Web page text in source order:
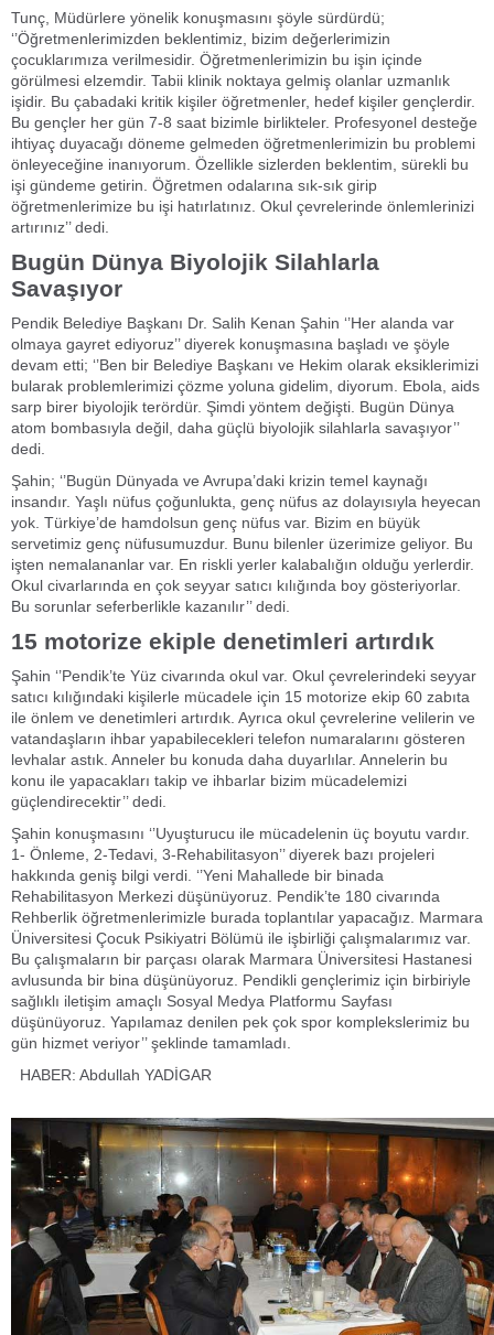
Tunç, Müdürlere yönelik konuşmasını şöyle sürdürdü;
‘’Öğretmenlerimizden beklentimiz, bizim değerlerimizin
çocuklarımıza verilmesidir. Öğretmenlerimizin bu işin içinde
görülmesi elzemdir. Tabii klinik noktaya gelmiş olanlar uzmanlık
işidir. Bu çabadaki kritik kişiler öğretmenler, hedef kişiler gençlerdir.
Bu gençler her gün 7-8 saat bizimle birlikteler. Profesyonel desteğe
ihtiyaç duyacağı döneme gelmeden öğretmenlerimizin bu problemi
önleyeceğine inanıyorum. Özellikle sizlerden beklentim, sürekli bu
işi gündeme getirin. Öğretmen odalarına sık-sık girip
öğretmenlerimize bu işi hatırlatınız. Okul çevrelerinde önlemlerinizi
artırınız’’ dedi.
Bugün Dünya Biyolojik Silahlarla
Savaşıyor
Pendik Belediye Başkanı Dr. Salih Kenan Şahin ‘’Her alanda var
olmaya gayret ediyoruz’’ diyerek konuşmasına başladı ve şöyle
devam etti; ‘’Ben bir Belediye Başkanı ve Hekim olarak eksiklerimizi
bularak problemlerimizi çözme yoluna gidelim, diyorum. Ebola, aids
sarp birer biyolojik terördür. Şimdi yöntem değişti. Bugün Dünya
atom bombasıyla değil, daha güçlü biyolojik silahlarla savaşıyor’’
dedi.
Şahin; ‘’Bugün Dünyada ve Avrupa’daki krizin temel kaynağı
insandır. Yaşlı nüfus çoğunlukta, genç nüfus az dolayısıyla heyecan
yok. Türkiye’de hamdolsun genç nüfus var. Bizim en büyük
servetimiz genç nüfusumuzdur. Bunu bilenler üzerimize geliyor. Bu
işten nemalananlar var. En riskli yerler kalabalığın olduğu yerlerdir.
Okul civarlarında en çok seyyar satıcı kılığında boy gösteriyorlar.
Bu sorunlar seferberlikle kazanılır’’ dedi.
15 motorize ekiple denetimleri artırdık
Şahin ‘’Pendik’te Yüz civarında okul var. Okul çevrelerindeki seyyar
satıcı kılığındaki kişilerle mücadele için 15 motorize ekip 60 zabıta
ile önlem ve denetimleri artırdık. Ayrıca okul çevrelerine velilerin ve
vatandaşların ihbar yapabilecekleri telefon numaralarını gösteren
levhalar astık. Anneler bu konuda daha duyarlılar. Annelerin bu
konu ile yapacakları takip ve ihbarlar bizim mücadelemizi
güçlendirecektir’’ dedi.
Şahin konuşmasını ‘’Uyuşturucu ile mücadelenin üç boyutu vardır.
1- Önleme, 2-Tedavi, 3-Rehabilitasyon’’ diyerek bazı projeleri
hakkında geniş bilgi verdi. ‘’Yeni Mahallede bir binada
Rehabilitasyon Merkezi düşünüyoruz. Pendik’te 180 civarında
Rehberlik öğretmenlerimizle burada toplantılar yapacağız. Marmara
Üniversitesi Çocuk Psikiyatri Bölümü ile işbirliği çalışmalarımız var.
Bu çalışmaların bir parçası olarak Marmara Üniversitesi Hastanesi
avlusunda bir bina düşünüyoruz. Pendikli gençlerimiz için birbiriyle
sağlıklı iletişim amaçlı Sosyal Medya Platformu Sayfası
düşünüyoruz. Yapılamaz denilen pek çok spor komplekslerimiz bu
gün hizmet veriyor’’ şeklinde tamamladı.
HABER: Abdullah YADİGAR